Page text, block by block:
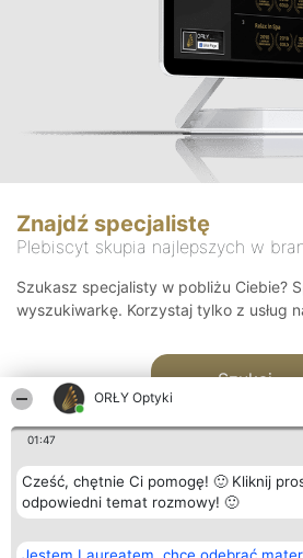
ORŁY Optyki
01:47
Cześć, chętnie Ci pomogę! 🙂 Kliknij
odpowiedni temat rozmowy! 🙂
Znajdź specjalistę
Plebiscyt skupia najlepszych w
Szukasz specjalisty w pobliżu Ciebie?
wyszukiwarkę. Korzystaj tylko z usług
Szukaj
Organizator plebiscytu Plebiscyt